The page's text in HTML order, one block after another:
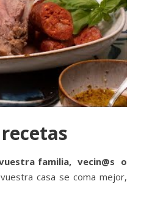
familia, vecin@s o
casa se coma mejor,